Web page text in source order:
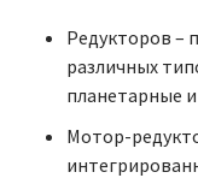
Редукторов –
различных
планетарные
Мотор-